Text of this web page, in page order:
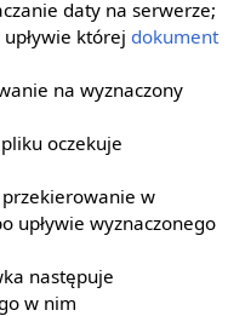
daty na serwerze;
której dokument
na wyznaczony
oczekuje
w
upływie wyznaczonego
następuje
w nim